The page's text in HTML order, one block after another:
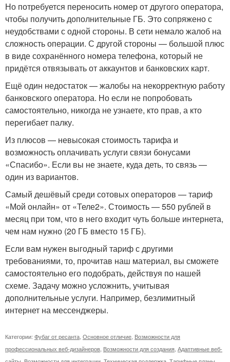
Но потребуется переносить номер от другого оператора,
чтобы получить дополнительные ГБ. Это сопряжено с
неудобствами с одной стороны. В сети немало жалоб на
сложность операции. С другой стороны — большой плюс
в виде сохранённого номера телефона, который не
придётся отвязывать от аккаунтов и банковских карт.
Ещё один недостаток — жалобы на некорректную работу
банковского оператора. Но если не попробовать
самостоятельно, никогда не узнаете, кто прав, а кто
перегибает палку.
Из плюсов — невысокая стоимость тарифа и
возможность оплачивать услуги связи бонусами
«Спасибо». Если вы не знаете, куда деть, то связь —
один из вариантов.
Самый дешёвый среди сотовых операторов — тариф
«Мой онлайн» от «Теле2». Стоимость — 550 рублей в
месяц при том, что в него входит чуть больше интернета,
чем нам нужно (20 ГБ вместо 15 ГБ).
Если вам нужен выгодный тариф с другими
требованиями, то, прочитав наш материал, вы сможете
самостоятельно его подобрать, действуя по нашей
схеме. Задачу можно усложнить, учитывая
дополнительные услуги. Например, безлимитный
интернет на мессенджеры.
Категории: Фубаг от ресанта Основное отличие Возможности для
профессиональных веб-дизайнеров Возможности для создания Адаптивные веб-